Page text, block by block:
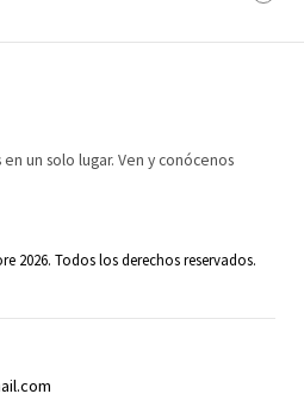
un solo lugar. Ven y conócenos
2026. Todos los derechos reservados.